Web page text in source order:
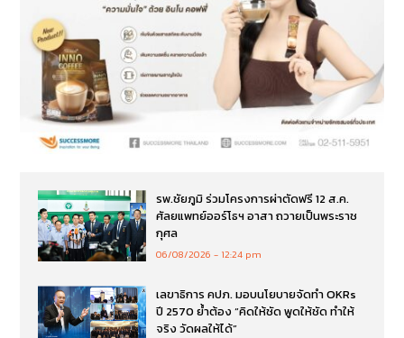
รพ.ชัยภูมิ ร่วมโครงการผ่าตัดฟรี 12 ส.ค.
ศัลยแพทย์ออร์โธฯ อาสา ถวายเป็นพระราช
กุศล
06/08/2026 12:24 pm
เลขาธิการ คปภ. มอบนโยบายจัดทำ OKRs
ปี 2570 ย้ำต้อง “คิดให้ชัด พูดให้ชัด ทำให้
จริง วัดผลให้ได้”